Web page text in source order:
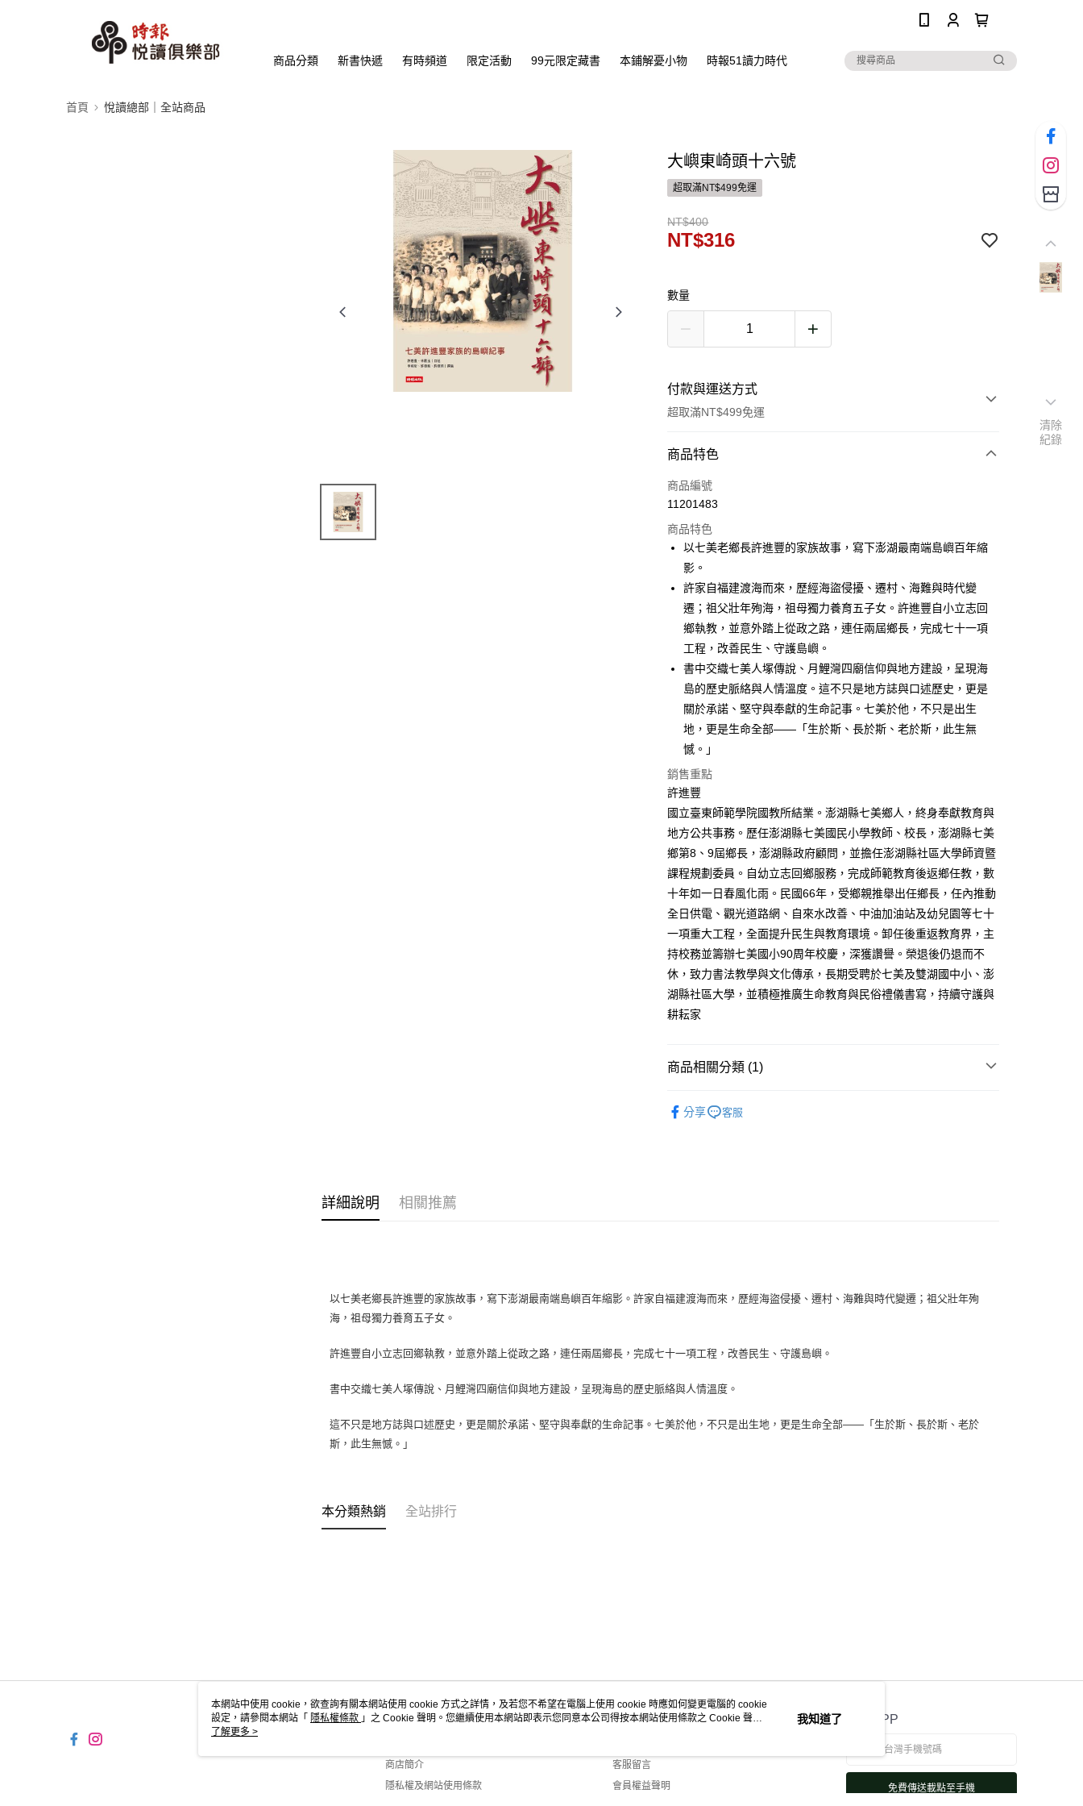
商品分類 新書快遞 有時頻道 限定活動 99元限定藏書 本鋪解憂小物 時報51讀力時代
首頁 悅讀總部｜全站商品
大嶼東崎頭十六號
超取滿NT$499免運
NT$400
NT$316
數量
付款與運送方式
超取滿NT$499免運
付款方式
信用卡一次付款
運送方式
付款後全家取貨
每筆NT$60，滿NT$499(含以上)免運費
付款後7-11取貨
宅配
每筆NT$100，滿NT$499(含以上)免運費
商品特色
商品編號
11201483
商品特色
以七美老鄉長許進豐的家族故事，寫下澎湖最南端島嶼百年縮
影。
許家自福建渡海而來，歷經海盜侵擾、遷村、海難與時代變
遷；祖父壯年殉海，祖母獨力養育五子女。許進豐自小立志回
鄉執教，並意外踏上從政之路，連任兩屆鄉長，完成七十一項
工程，改善民生、守護島嶼。
書中交織七美人塚傳說、月鯉灣四廟信仰與地方建設，呈現海
島的歷史脈絡與人情溫度。這不只是地方誌與口述歷史，更是
關於承諾、堅守與奉獻的生命記事。七美於他，不只是出生
地，更是生命全部——「生於斯、長於斯、老於斯，此生無
憾。」
銷售重點
許進豐
國立臺東師範學院國教所結業。澎湖縣七美鄉人，終身奉獻教育與
地方公共事務。歷任澎湖縣七美國民小學教師、校長，澎湖縣七美
鄉第8、9屆鄉長，澎湖縣政府顧問，並擔任澎湖縣社區大學師資暨
課程規劃委員。自幼立志回鄉服務，完成師範教育後返鄉任教，數
十年如一日春風化雨。民國66年，受鄉親推舉出任鄉長，任內推動
全日供電、觀光道路網、自來水改善、中油加油站及幼兒園等七十
一項重大工程，全面提升民生與教育環境。卸任後重返教育界，主
持校務並籌辦七美國小90周年校慶，深獲讚譽。榮退後仍退而不
休，致力書法教學與文化傳承，長期受聘於七美及雙湖國中小、澎
湖縣社區大學，並積極推廣生命教育與民俗禮儀書寫，持續守護與
耕耘家
商品相關分類 (1)
分享
客服
詳細說明 相關推薦
以七美老鄉長許進豐的家族故事，寫下澎湖最南端島嶼百年縮影。許家自福建渡海而來，歷經海盜侵擾、遷村、海難與時代變遷；祖父壯年殉
海，祖母獨力養育五子女。
許進豐自小立志回鄉執教，並意外踏上從政之路，連任兩屆鄉長，完成七十一項工程，改善民生、守護島嶼。
書中交織七美人塚傳說、月鯉灣四廟信仰與地方建設，呈現海島的歷史脈絡與人情溫度。
這不只是地方誌與口述歷史，更是關於承諾、堅守與奉獻的生命記事。七美於他，不只是出生地，更是生命全部——「生於斯、長於斯、老於
斯，此生無憾。」
本分類熱銷 全站排行
關於我們
商店簡介
隱私權及網站使用條款
客服資訊
客服留言
會員權益聲明
官方APP
免費傳送載點至手機
清除
紀錄
本網站中使用 cookie，欲查詢有關本網站使用 cookie 方式之詳情，及若您不希望在電腦上使用 cookie 時應如何變更電腦的 cookie
設定，請參閱本網站「 隱私權條款 」之 Cookie 聲明。您繼續使用本網站即表示您同意本公司得按本網站使用條款之 Cookie 聲明
使用 cookie。
了解更多 >
我知道了